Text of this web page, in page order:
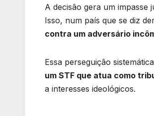
A decisão gera um impasse
Isso, num país que se diz
contra um adversário
Essa perseguição
um STF que atua como
a interesses ideológicos.